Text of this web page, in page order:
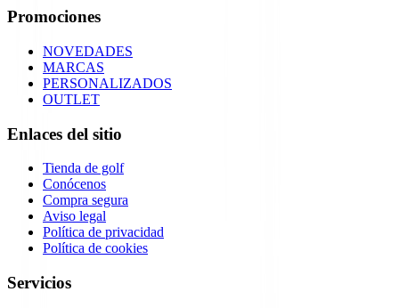
Promociones
NOVEDADES
MARCAS
PERSONALIZADOS
OUTLET
Enlaces del sitio
Tienda de golf
Conócenos
Compra segura
Aviso legal
Política de privacidad
Política de cookies
Servicios